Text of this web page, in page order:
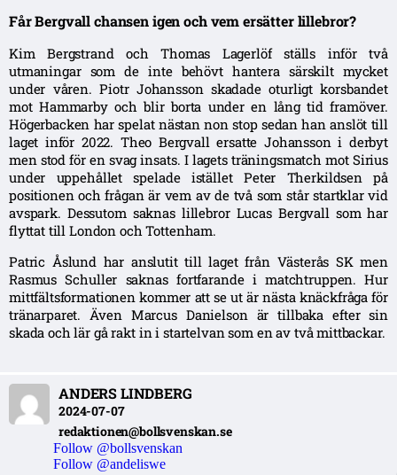
Får Bergvall chansen igen och vem ersätter lillebror?
Kim Bergstrand och Thomas Lagerlöf ställs inför två
utmaningar som de inte behövt hantera särskilt mycket
under våren. Piotr Johansson skadade oturligt korsbandet
mot Hammarby och blir borta under en lång tid framöver.
Högerbacken har spelat nästan non stop sedan han anslöt till
laget inför 2022. Theo Bergvall ersatte Johansson i derbyt
men stod för en svag insats. I lagets träningsmatch mot Sirius
under uppehållet spelade istället Peter Therkildsen på
positionen och frågan är vem av de två som står startklar vid
avspark. Dessutom saknas lillebror Lucas Bergvall som har
flyttat till London och Tottenham.
Patric Åslund har anslutit till laget från Västerås SK men
Rasmus Schuller saknas fortfarande i matchtruppen. Hur
mittfältsformationen kommer att se ut är nästa knäckfråga för
tränarparet. Även Marcus Danielson är tillbaka efter sin
skada och lär gå rakt in i startelvan som en av två mittbackar.
ANDERS LINDBERG
2024-07-07
redaktionen@bollsvenskan.se
Follow @bollsvenskan
Follow @andeliswe